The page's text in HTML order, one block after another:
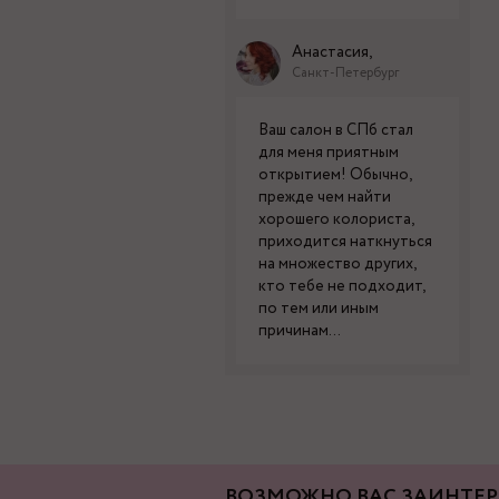
Анастасия,
Санкт-Петербург
Ваш салон в СПб стал
для меня приятным
открытием! Обычно,
прежде чем найти
хорошего колориста,
приходится наткнуться
на множество других,
кто тебе не подходит,
по тем или иным
причинам...